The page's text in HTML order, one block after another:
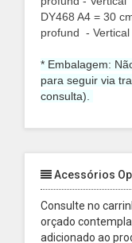
DY468 A4 = 30
profund - Vertical
* Embalagem:
para seguir via
consulta).
Acessórios
Consulte no
orçado
adicionado ao